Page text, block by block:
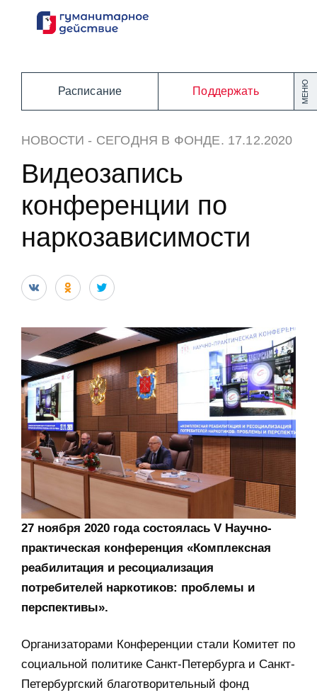
Перейти
МЕНЮ
Расписание Поддержать
НОВОСТИ - СЕГОДНЯ В ФОНДЕ. 17.12.2020
Видеозапись
конференции по
наркозависимости
27 ноября 2020 года состоялась V Научно-
практическая конференция «Комплексная
реабилитация и ресоциализация
потребителей наркотиков: проблемы и
перспективы».
Организаторами Конференции стали Комитет по
социальной политике Санкт-Петербурга и Санкт-
Петербургский благотворительный фонд